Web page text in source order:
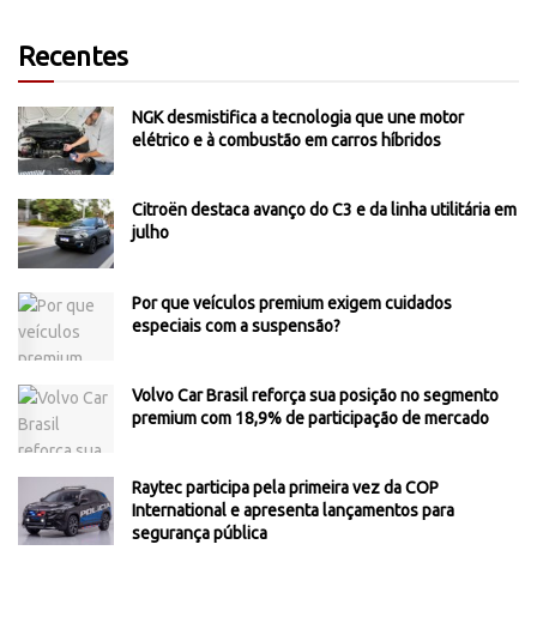
Recentes
NGK desmistifica a tecnologia que une motor
elétrico e à combustão em carros híbridos
Citroën destaca avanço do C3 e da linha utilitária em
julho
Por que veículos premium exigem cuidados
especiais com a suspensão?
Volvo Car Brasil reforça sua posição no segmento
premium com 18,9% de participação de mercado
Raytec participa pela primeira vez da COP
International e apresenta lançamentos para
segurança pública